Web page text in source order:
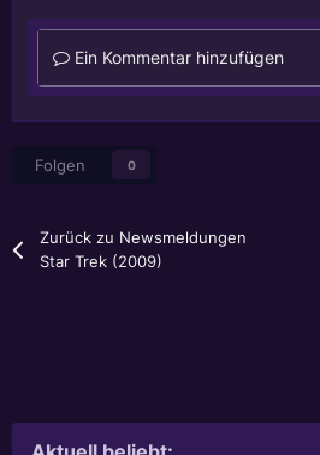
Ein Kommentar hinzufügen
Folgen 0
Zurück zu Newsmeldungen
Star Trek (2009)